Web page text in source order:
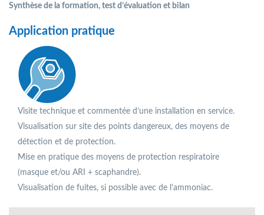
Synthèse de la formation, test d’évaluation et bilan
Application pratique
Visite technique et commentée d’une installation en service.
Visualisation sur site des points dangereux, des moyens de
détection et de protection.
Mise en pratique des moyens de protection respiratoire
(masque et/ou ARI + scaphandre).
Visualisation de fuites, si possible avec de l’ammoniac.